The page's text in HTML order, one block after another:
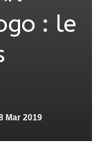
: le
Mar 2019